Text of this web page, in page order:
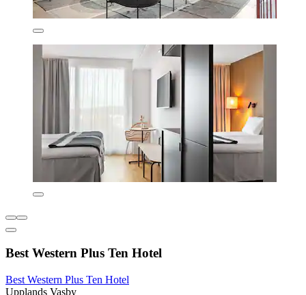
Best Western Plus Ten Hotel
Best Western Plus Ten Hotel
Upplands Vasby